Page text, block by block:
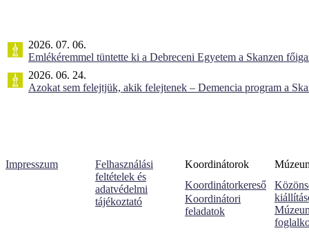
2026. 07. 06.
Emlékéremmel tüntette ki a Debreceni Egyetem a Skanzen
2026. 06. 24.
Azokat sem felejtjük, akik felejtenek – Demencia program a
Impresszum
Felhasználási
feltételek és
adatvédelmi
tájékoztató
Koordinátorok
Koordinátorkereső
Koordinátori
feladatok